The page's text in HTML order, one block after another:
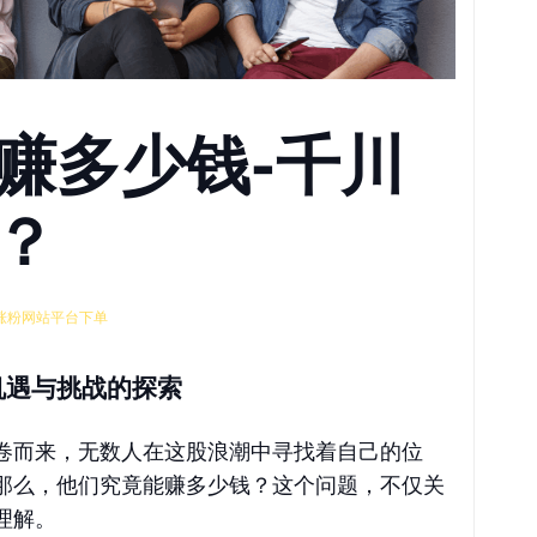
多少钱-千川
粉网站平台下单
与挑战的探索
来，无数人在这股浪潮中寻找着自己的位
，他们究竟能赚多少钱？这个问题，不仅关
。